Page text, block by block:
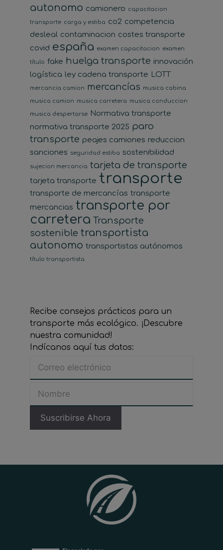
autonomo camionero capacitacion
transporte carga y estiba co2 competencia
desleal contaminacion costes transporte
covid españa examen capacitacion examen
título fake huelga transporte innovación
logística ley cadena transporte LOTT
mercancia camion mercancías musica cabina
musica camion musica carretera musica conduccion
musica despertarse
Normativa transporte
normativa transporte 2025 paro
transporte peajes camiones reduccion
sanciones
seguridad estiba sostenibilidad
sujecion mercancia tarjeta de transporte
tarjeta transporte transporte
transporte de mercancías transporte
mercancias transporte por
carretera Transporte
sostenible transportista
autonomo transportistas autónomos
título transportista
Recibe consejos prácticos para un
transporte más ecológico. ¡Descubre
nuestra comunidad!
Indícanos aquí tus datos: